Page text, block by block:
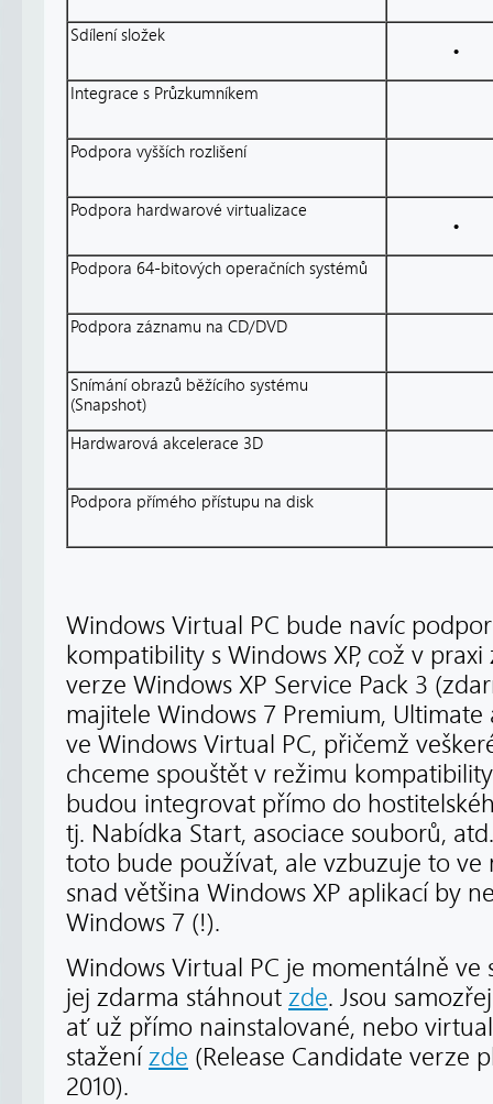
Sdílení složek
•
Integrace s Průzkumníkem
Podpora vyšších rozlišení
Podpora hardwarové virtualizace
•
Podpora 64-bitových operačních systémů
Podpora záznamu na CD/DVD
Snímání obrazů běžícího systému
(Snapshot)
Hardwarová akcelerace 3D
Podpora přímého přístupu na disk
Windows Virtual PC bude navíc
kompatibility s Windows XP, což v
verze Windows XP Service Pack 3
majitele Windows 7 Premium,
ve Windows Virtual PC, přičemž
chceme spouštět v režimu
budou integrovat přímo do
tj. Nabídka Start, asociace souborů,
toto bude používat, ale vzbuzuje to ve
snad většina Windows XP aplikací by
Windows 7 (!).
Windows Virtual PC je momentálně ve
jej zdarma stáhnout zde. Jsou
ať už přímo nainstalované, nebo
stažení zde (Release Candidate verze
2010).